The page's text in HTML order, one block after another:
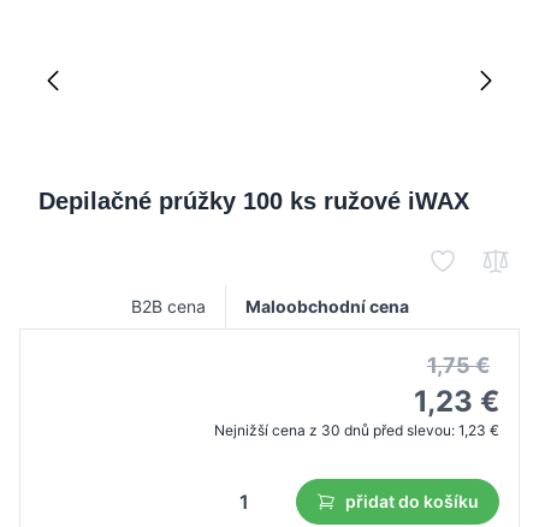
Depilačné prúžky 100 ks ružové iWAX
B2B cena Maloobchodní cena
1,75 €
1,23 €
Nejnižší cena z 30 dnů před slevou: 1,23 €
přidat do košíku